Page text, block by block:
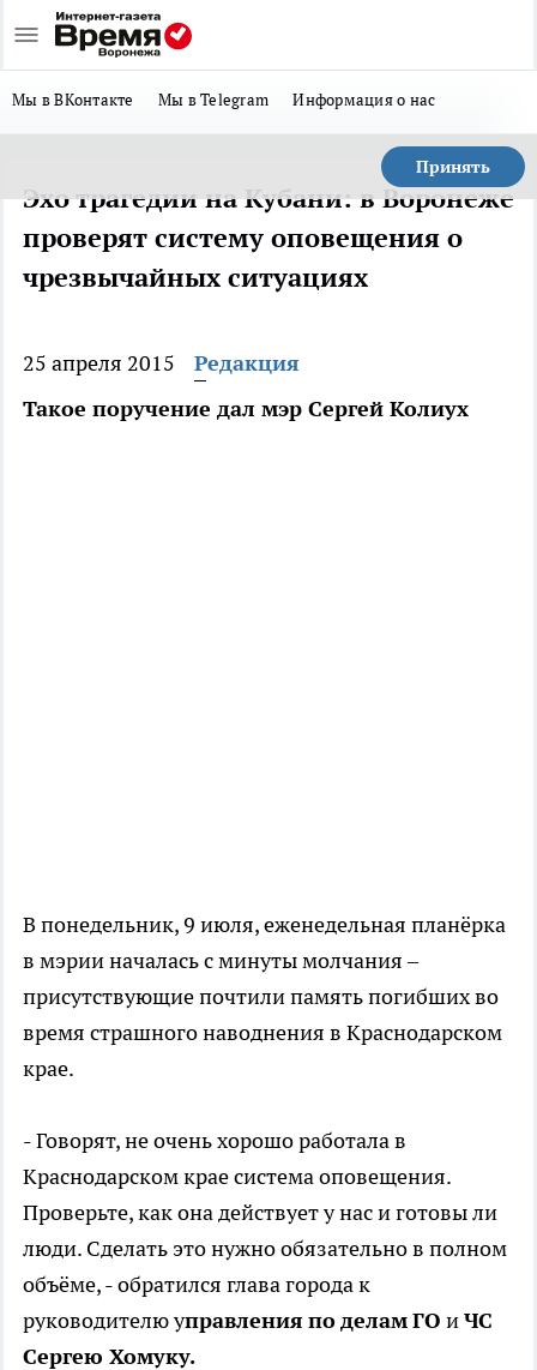
Мы в ВКонтакте Мы в Telegram Информация о нас
Принять
Эхо трагедии на Кубани: в Воронеже
проверят систему оповещения о
чрезвычайных ситуациях
25 апреля 2015
Редакция
Такое поручение дал мэр Сергей Колиух
В понедельник, 9 июля, еженедельная планёрка
в мэрии началась с минуты молчания –
присутствующие почтили память погибших во
время страшного наводнения в Краснодарском
крае.
- Говорят, не очень хорошо работала в
Краснодарском крае система оповещения.
Проверьте, как она действует у нас и готовы ли
люди. Сделать это нужно обязательно в полном
объёме, - обратился глава города к
руководителю управления поделамГО иЧС
Сергею Хомуку.